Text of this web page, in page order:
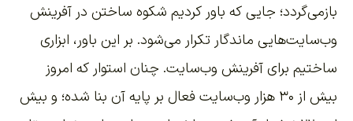
بازمی‌گردد؛ جایی که باور کردیم شکوه ساختن در آفرینش
وب‌سایت‌هایی ماندگار تکرار می‌شود. بر این باور، ابزاری
ساختیم برای آفرینش وب‌سایت. چنان استوار که امروز
بیش از ۳۰ هزار وب‌سایت فعال بر پایه آن بنا شده؛ و بیش